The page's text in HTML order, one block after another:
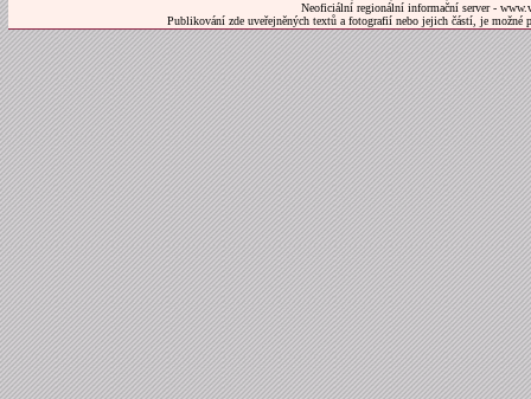
Neoficiální regionální informační server -
Publikování zde uveřejněných textů a fotografií nebo jejich částí, je možné